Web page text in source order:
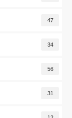
47
34
56
31